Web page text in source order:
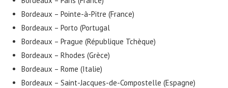
Bordeaux – Pointe-à-Pitre (France)
Bordeaux – Porto (Portugal
Bordeaux – Prague (République Tchèque)
Bordeaux – Rhodes (Grèce)
Bordeaux – Rome (Italie)
Bordeaux – Saint-Jacques-de-Compostelle (Espagne)